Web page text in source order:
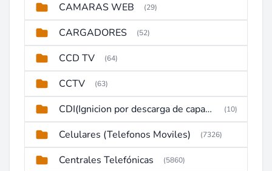
CAMARAS WEB (29)
CARGADORES (52)
CCD TV (64)
CCTV (63)
CDI(Ignicion por descarga de capacitor) (10)
Celulares (Telefonos Moviles) (7326)
Centrales Telefónicas (5860)